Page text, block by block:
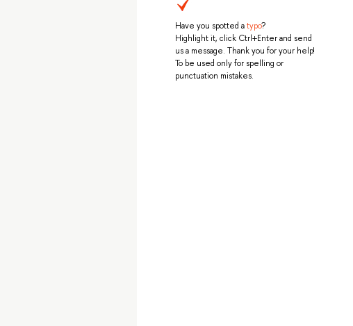
Have you spotted atypo?
Highlight it, click Ctrl+Enter and send
us a message. Thank you for your help!
To be used only for spelling or
punctuation mistakes.